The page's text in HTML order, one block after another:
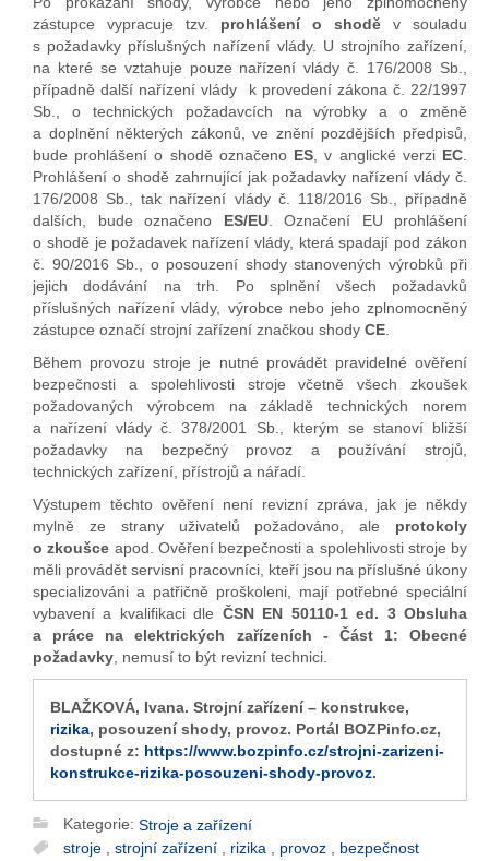
zástupce vypracuje tzv. prohlášení o shodě v souladu
s požadavky příslušných nařízení vlády. U strojního zařízení,
na které se vztahuje pouze nařízení vlády č. 176/2008 Sb.,
případně další nařízení vlády k provedení zákona č. 22/1997
Sb., o technických požadavcích na výrobky a o změně
a doplnění některých zákonů, ve znění pozdějších předpisů,
bude prohlášení o shodě označeno ES , v anglické verzi EC
Prohlášení o shodě zahrnující jak požadavky nařízení vlády č.
176/2008 Sb., tak nařízení vlády č. 118/2016 Sb., případně
dalších, bude označeno ES/EU. Označení EU prohlášení
o shodě je požadavek nařízení vlády, která spadají pod zákon
č. 90/2016 Sb., o posouzení shody stanovených výrobků při
jejich dodávání na trh. Po splnění všech požadavků
příslušných nařízení vlády, výrobce nebo jeho zplnomocněný
zástupce označí strojní zařízení značkou shody CE
Během provozu stroje je nutné provádět pravidelné ověření
bezpečnosti a spolehlivosti stroje včetně všech zkoušek
požadovaných výrobcem na základě technických norem
a nařízení vlády č. 378/2001 Sb., kterým se stanoví bližší
požadavky na bezpečný provoz a používání strojů,
technických zařízení, přístrojů a nářadí.
Výstupem těchto ověření není revizní zpráva, jak je někdy
mylně ze strany uživatelů požadováno, ale protokoly
o zkoušce apod. Ověření bezpečnosti a spolehlivosti stroje by
měli provádět servisní pracovníci, kteří jsou na příslušné úkony
specializováni a patřičně proškoleni, mají potřebné speciální
vybavení a kvalifikaci dle ČSN EN 50110-1 ed. 3 Obsluha
a práce na elektrických zařízeních - Část 1: Obecné
požadavky , nemusí to být revizní technici.
BLAŽKOVÁ, Ivana. Strojní zařízení – konstrukce,
rizika, posouzení shody, provoz. Portál BOZPinfo.cz,
dostupné z: https://www.bozpinfo.cz/strojni-zarizeni-
konstrukce-rizika-posouzeni-shody-provoz.
Kategorie: Stroje a zařízení
stroje , strojní zařízení , rizika , provoz , bezpečnost